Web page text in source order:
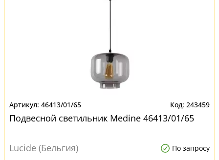
46413/01/65 243459
Подвесной светильник Medine 46413/01/65
Lucide (Бельгия) По запросу